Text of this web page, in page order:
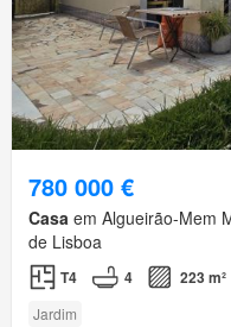
780 000 €
Casa em Algueirão-Mem
de Lisboa
T4 4 223 m²
Jardim